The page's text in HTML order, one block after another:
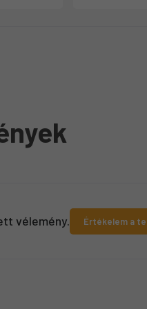
vélemény. Értékelem a